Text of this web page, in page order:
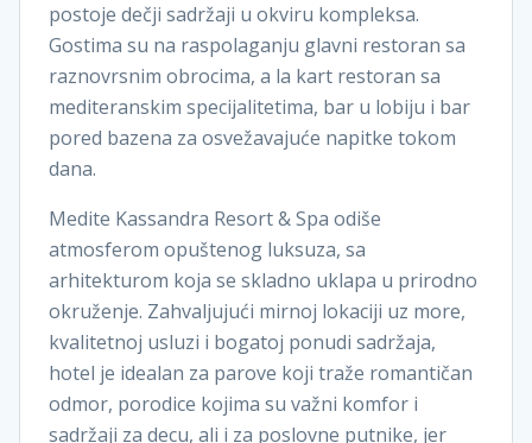
postoje dečji sadržaji u okviru kompleksa.
Gostima su na raspolaganju glavni restoran sa
raznovrsnim obrocima, a la kart restoran sa
mediteranskim specijalitetima, bar u lobiju i bar
pored bazena za osvežavajuće napitke tokom
dana.
Medite Kassandra Resort & Spa odiše
atmosferom opuštenog luksuza, sa
arhitekturom koja se skladno uklapa u prirodno
okruženje. Zahvaljujući mirnoj lokaciji uz more,
kvalitetnoj usluzi i bogatoj ponudi sadržaja,
hotel je idealan za parove koji traže romantičan
odmor, porodice kojima su važni komfor i
sadržaji za decu, ali i za poslovne putnike, jer